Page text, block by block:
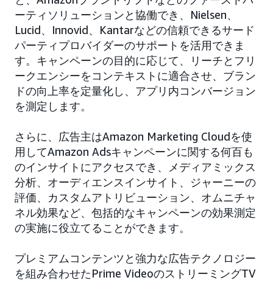
ーティソリューションと協働でき、Nielsen、
Lucid、Innovid、Kantarなどの信頼できるサード
パーティプロバイダーのサポートを活用できま
す。キャンペーンの目的に応じて、リーチとフリ
ークエンシーをコンテキストに適合させ、ブラン
ドの向上率を定量化し、アプリ内コンバージョン
を測定します。
さらに、広告主はAmazon Marketing Cloudを使
用してAmazon Adsキャンペーンに関する何百も
のインサイトにアクセスでき、メディアミックス
分析、オーディエンスインサイト、ジャーニーの
評価、カスタムアトリビューション、オムニチャ
ネル効果など、包括的なキャンペーンの効果測定
の実施に役立てることができます。
プレミアムコンテンツと強力な広告テクノロジー
を組み合わせたPrime VideoのストリーミングTV